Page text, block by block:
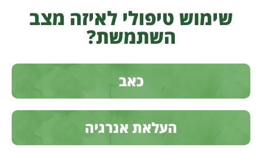
שימוש טיפולי לאיזה מצב
השתמשת?
כאב
העלאת אנרגיה